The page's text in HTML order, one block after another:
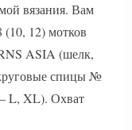
вязания. Вам
(10, 12) мотков
ASIA (шелк,
спицы №
L, XL). Охват